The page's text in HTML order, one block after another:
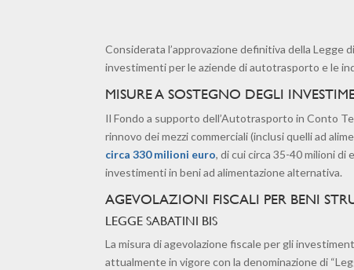
Considerata l’approvazione definitiva della Legge
investimenti per le aziende di autotrasporto e le
MISURE A SOSTEGNO DEGLI
Il Fondo a supporto dell’Autotrasporto in Conto
rinnovo dei mezzi commerciali (inclusi quelli ad
circa 330 milioni euro, di cui circa 35-40 milioni
investimenti in beni ad alimentazione alternativa.
AGEVOLAZIONI FISCALI PER BENI
LEGGE SABATINI BIS
La misura di agevolazione fiscale per gli
attualmente in vigore con la denominazione di